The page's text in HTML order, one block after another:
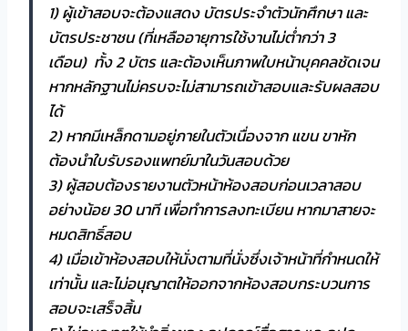
1) ผู้เข้าสอบจะต้องแสดง บัตรประจำตัวนักศึกษา และ
บัตรประชาชน (ที่เหลืออายุการใช้งานไม่ต่ำกว่า 3
เดือน) ทั้ง 2 บัตร และต้องเห็นภาพใบหน้าบุคคลชัดเจน
หากหลักฐานไม่ครบจะไม่สามารถเข้าสอบและรับผลสอบ
ได้
2) หากมีเหล็กดามอยู่ภายในตัวเนื่องจาก แขน ขาหัก
ต้องนำใบรับรองแพทย์มาในวันสอบด้วย
3) ผู้สอบต้องรายงานตัวหน้าห้องสอบก่อนเวลาสอบ
อย่างน้อย 30 นาที เพื่อทำการลงทะเบียน หากมาสายจะ
หมดสิทธิ์สอบ
4) เมื่อเข้าห้องสอบให้นั่งตามที่นั่งซึ่งเจ้าหน้าที่กำหนดให้
เท่านั้น และไม่อนุญาตให้ออกจากห้องสอบกระบวนการ
สอบจะเสร็จสิ้น